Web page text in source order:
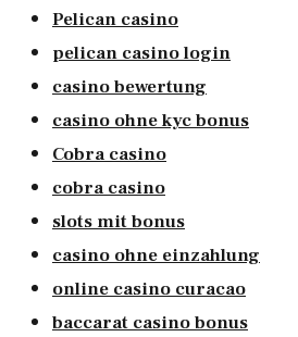
Pelican casino
pelican casino login
casino bewertung
casino ohne kyc bonus
Cobra casino
cobra casino
slots mit bonus
casino ohne einzahlung
online casino curacao
baccarat casino bonus